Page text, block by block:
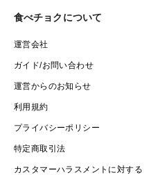
食べチョクについて
運営会社
ガイド/お問い合わせ
運営からのお知らせ
利用規約
プライバシーポリシー
特定商取引法
カスタマーハラスメントに対する